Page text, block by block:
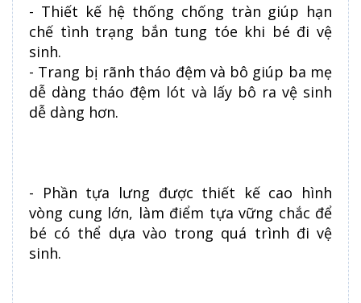
- Thiết kế hệ thống chống tràn giúp hạn
chế tình trạng bắn tung tóe khi bé đi vệ
sinh.
- Trang bị rãnh tháo đệm và bô giúp ba mẹ
dễ dàng tháo đệm lót và lấy bô ra vệ sinh
dễ dàng hơn.
- Phần tựa lưng được thiết kế cao hình
vòng cung lớn, làm điểm tựa vững chắc để
bé có thể dựa vào trong quá trình đi vệ
sinh.